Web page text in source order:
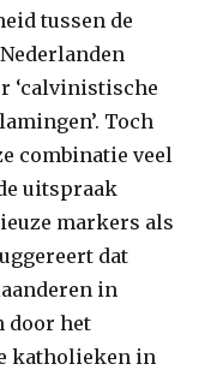
tussen de
‘calvinistische
Toch
combinatie veel
uitspraak
markers als
dat
in
door het
katholieken in